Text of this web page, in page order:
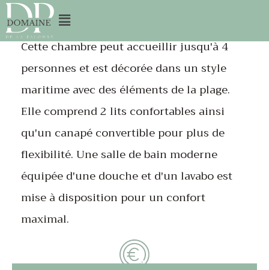
Cette chambre peut accueillir jusqu'à 4
personnes et est décorée dans un style
maritime avec des éléments de la plage.
Elle comprend 2 lits confortables ainsi
qu'un canapé convertible pour plus de
flexibilité. Une salle de bain moderne
équipée d'une douche et d'un lavabo est
mise à disposition pour un confort
maximal.